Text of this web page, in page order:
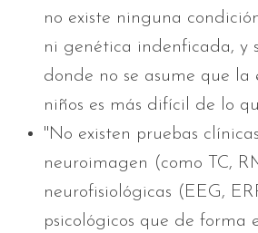
no existe ninguna
ni genética indenficada, y
donde no se asume que la
niños es más difícil de lo
"No existen pruebas
neuroimagen (como TC,
neurofisiológicas (EEG,
psicológicos que de forma